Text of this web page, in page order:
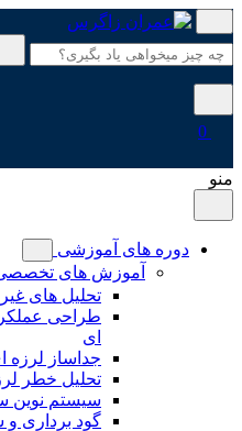
به
محتوا
0
منو
دوره های آموزشی
آموزش های
تحلیل های
طراحی
ای
جداساز لرزه
تحلیل خطر
سیستم نوین
گود برداری و